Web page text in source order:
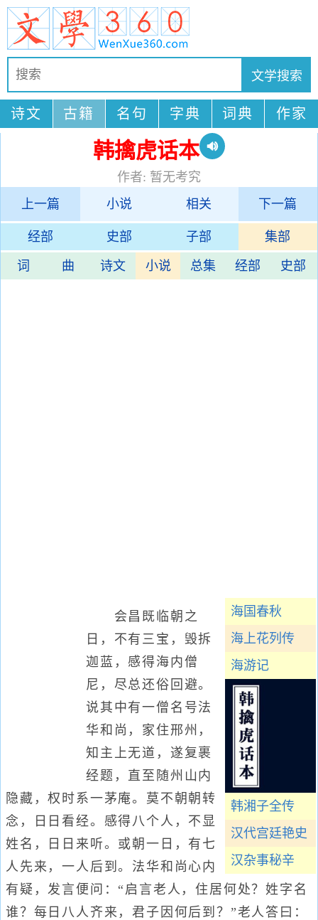
诗文 古籍 名句 字典 词典 作家
韩擒虎话本
作者: 暂无考究
上一篇
小说 相关 下一篇
经部 史部 子部 集部
词 曲 诗文 小说 总集 经部 史部
海国春秋
海上花列传
海游记
韩湘子全传
汉代宫廷艳史
汉杂事秘辛
会昌既临朝之
日，不有三宝，毁拆
迦蓝，感得海内僧
尼，尽总还俗回避。
说其中有一僧名号法
华和尚，家住邢州，
知主上无道，遂复裹
经题，直至随州山内
隐藏，权时系一茅庵。莫不朝朝转
念，日日看经。感得八个人，不显
姓名，日日来听。或朝一日，有七
人先来，一人后到。法华和尚心内
有疑，发言便问：“启言老人，住居何处？姓字名
谁？每日八人齐来，君子因何后到？”老人答曰：